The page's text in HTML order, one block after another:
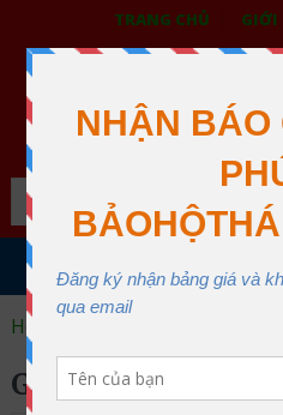
TRANG CHỦ GIỚI
BẢO HỘ LAO
XƯỞNG MAY
MENU
Home
GIẺ LAU MÁY